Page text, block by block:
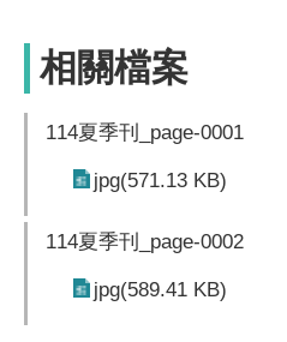
相關檔案
114夏季刊_page-0001
jpg(571.13 KB)
114夏季刊_page-0002
jpg(589.41 KB)